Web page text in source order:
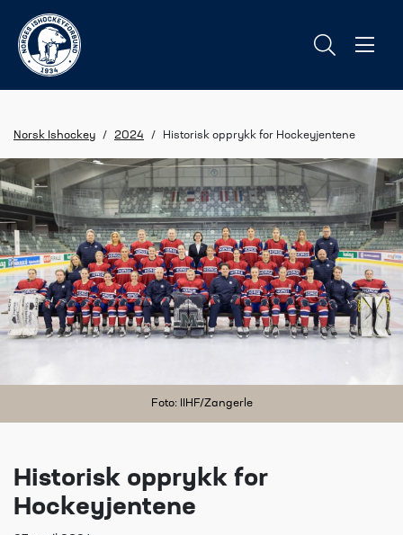
Norsk Ishockey / 2024 / Historisk opprykk for Hockeyjentene
Foto: IIHF/Zangerle
Historisk opprykk for
Hockeyjentene